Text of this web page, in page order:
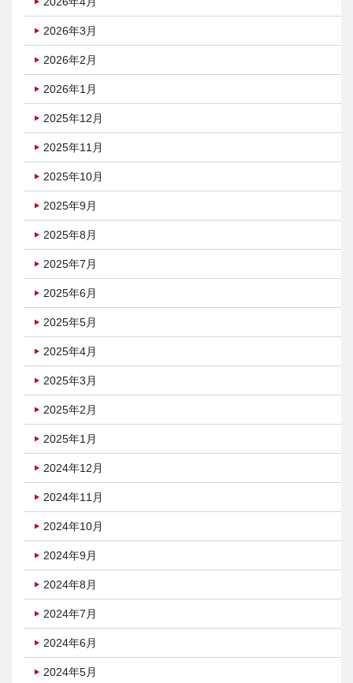
2026年3月
2026年2月
2026年1月
2025年12月
2025年11月
2025年10月
2025年9月
2025年8月
2025年7月
2025年6月
2025年5月
2025年4月
2025年3月
2025年2月
2025年1月
2024年12月
2024年11月
2024年10月
2024年9月
2024年8月
2024年7月
2024年6月
2024年5月